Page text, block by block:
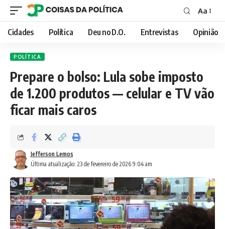
Font
Resizer
Aa
Cidades Política Deu no D.O. Entrevistas Opinião
POLÍTICA
Prepare o bolso: Lula sobe imposto
de 1.200 produtos — celular e TV vão
ficar mais caros
Última atualização: 23 de fevereiro de 2026 9:04 am
Jefferson Lemos